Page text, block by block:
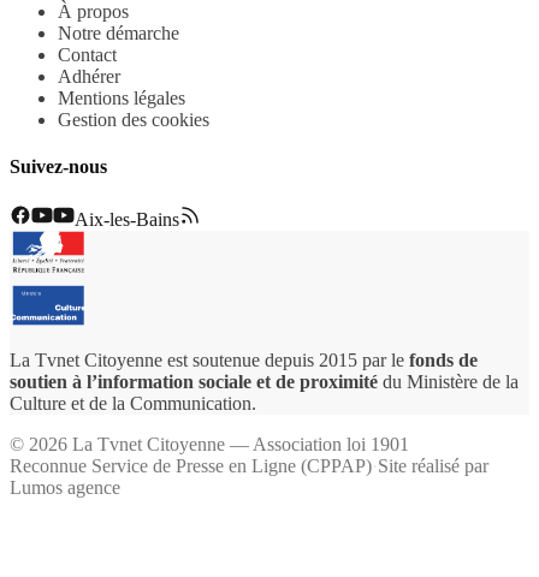
À propos
Notre démarche
Contact
Adhérer
Mentions légales
Gestion des cookies
Suivez-nous
Aix-les-Bains
La Tvnet Citoyenne est soutenue depuis 2015 par le fonds de
soutien à l’information sociale et de proximité du Ministère de la
Culture et de la Communication.
© 2026 La Tvnet Citoyenne — Association loi 1901
Reconnue Service de Presse en Ligne (CPPAP)·Site réalisé par
Lumos agence